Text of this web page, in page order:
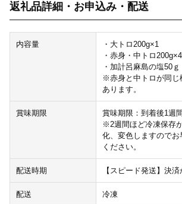
返礼品詳細・お申込み・配送
内容量
・大トロ200g×1
・赤身・中トロ200g×4
・加計呂麻島の塩50ｇ
※赤身と中トロが同じ
あります。
賞味期限
賞味期限：到着後1週間
※2週間ほど冷凍保存
化、変色しますのでお
ください。
配送時期 【スピード発送】決
配送 冷凍